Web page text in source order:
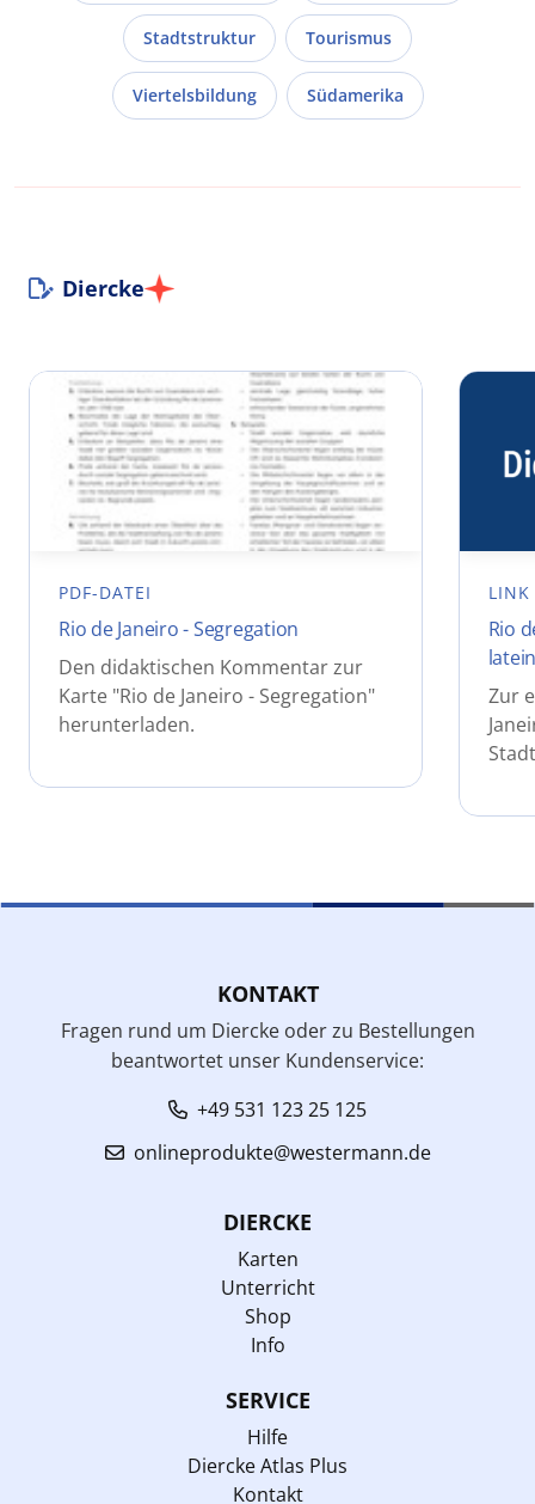
Stadtstruktur Tourismus
Viertelsbildung Südamerika
Diercke
PDF-DATEI
Rio de Janeiro - Segregation
Den didaktischen Kommentar zur
Karte "Rio de Janeiro - Segregation"
herunterladen.
LINK
Rio
Zur
KONTAKT
Fragen rund um Diercke oder zu Bestellungen
beantwortet unser Kundenservice:
+49 531 123 25 125
onlineprodukte@westermann.de
DIERCKE
Karten
Unterricht
Shop
Info
SERVICE
Hilfe
Diercke Atlas Plus
Kontakt